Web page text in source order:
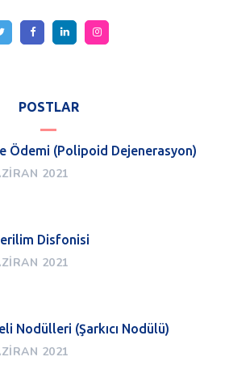
POSTLAR
Ödemi (Polipoid Dejenerasyon)
2021
Disfonisi
2021
Nodülleri (Şarkıcı Nodülü)
2021